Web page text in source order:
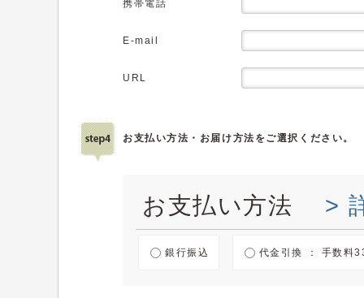
携帯電話
E-mail
URL
お支払い方法・お届け方法をご選択ください。
お支払い方法 >
銀行振込 代金引換 ： 手数料